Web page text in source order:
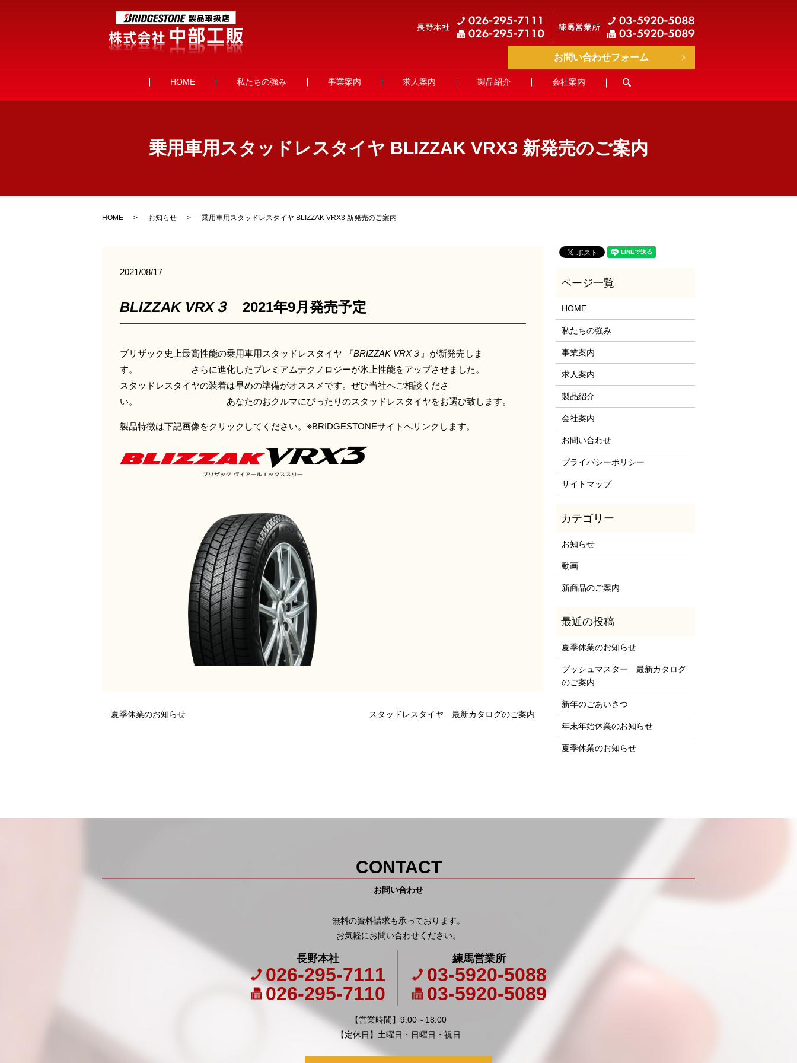
HOME 私たちの強み 事業案内 求人案内 製品紹介 会社案内 search
お問い合わせフォーム
乗用車用スタッドレスタイヤ BLIZZAK VRX3 新発売のご案内
HOME お知らせ 乗用車用スタッドレスタイヤ BLIZZAK VRX3 新発売のご案内
2021/08/17
BLIZZAK VRX３ 2021年9月発売予定
ブリザック史上最高性能の乗用車用スタッドレスタイヤ 『BRIZZAK VRX３ 』が新発売しま
す。 さらに進化したプレミアムテクノロジーが氷上性能をアップさせました。
スタッドレスタイヤの装着は早めの準備がオススメです。ぜひ当社へご相談くださ
い。 あなたのおクルマにぴったりのスタッドレスタイヤをお選び致します。
製品特徴は下記画像をクリックしてください。 ※BRIDGESTONEサイトへリンクします。
夏季休業のお知らせ スタッドレスタイヤ 最新カタログのご案内
HOME
私たちの強み
事業案内
求人案内
製品紹介
会社案内
お問い合わせ
プライバシーポリシー
サイトマップ
お知らせ
動画
新商品のご案内
夏季休業のお知らせ
プッシュマスター 最新カタログ
のご案内
新年のごあいさつ
年末年始休業のお知らせ
夏季休業のお知らせ
CONTACT
お問い合わせ
無料の資料請求も承っております。
お気軽にお問い合わせください。
長野本社
026-295-7111
026-295-7110
練馬営業所
03-5920-5088
03-5920-5089
【営業時間】9:00～18:00
【定休日】土曜日・日曜日・祝日